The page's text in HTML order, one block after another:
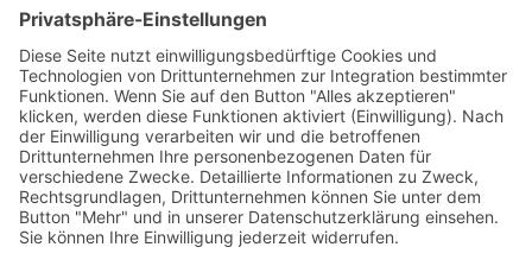
Lastschriftverfahren
SEPA-Lastschriftmandat